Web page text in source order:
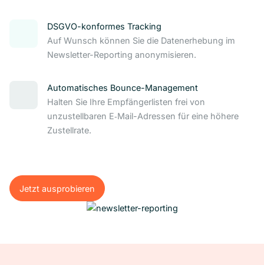
DSGVO-konformes Tracking
Auf Wunsch können Sie die Datenerhebung im
Newsletter-Reporting anonymisieren.
Automatisches Bounce-Management
Halten Sie Ihre Empfängerlisten frei von
unzustellbaren E‑Mail-Adressen für eine höhere
Zustellrate.
Jetzt ausprobieren
Jetzt ausprobieren